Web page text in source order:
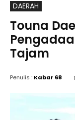
DAERAH
Touna
Tajam
Penulis : Kabar 68